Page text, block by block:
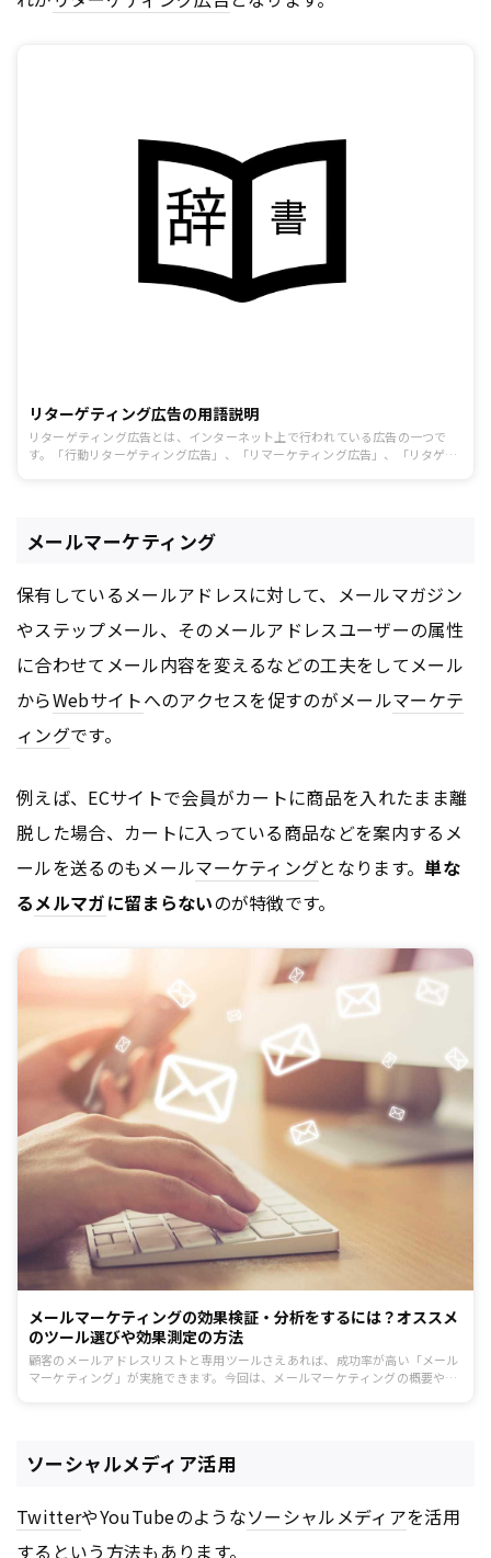
リターゲティング広告の用語説明
リターゲティング広告とは、インターネット上で行われている広告の一つで
す。「行動リターゲティング広告」、「リマーケティング広告」、「リタゲ」
かえって敬遠されてしまうことがあるので注意が必要です。
メールマーケティング
保有しているメールアドレスに対して、メールマガジン
やステップメール、そのメールアドレスユーザーの属性
に合わせてメール内容を変えるなどの工夫をしてメール
からWebサイトへのアクセスを促すのがメールマーケテ
ィングです。
例えば、ECサイトで会員がカートに商品を入れたまま離
脱した場合、カートに入っている商品などを案内するメ
ールを送るのもメールマーケティングとなります。単な
るメルマガに留まらないのが特徴です。
メールマーケティングの効果検証・分析をするには？オススメ
のツール選びや効果測定の方法
顧客のメールアドレスリストと専用ツールさえあれば、成功率が高い「メール
マーケティング」が実施できます。今回は、メールマーケティングの概要や代
ソーシャルメディア活用
TwitterやYouTubeのようなソーシャルメディアを活用
するという方法もあります。